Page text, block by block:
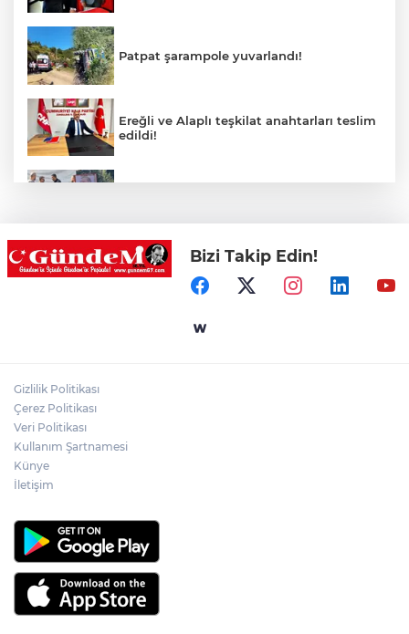
Patpat şarampole yuvarlandı!
Ereğli ve Alaplı teşkilat anahtarları teslim
edildi!
Merdivende baygın bulundu hayatını
kaybetti!
Bizi Takip Edin!
Gizlilik Politikası
Çerez Politikası
Veri Politikası
Kullanım Şartnamesi
Künye
İletişim